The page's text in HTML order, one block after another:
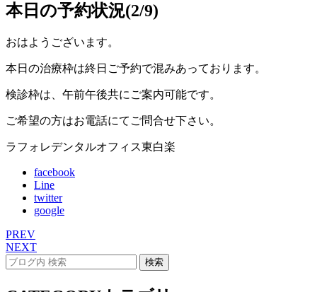
本日の予約状況(2/9)
おはようございます。
本日の治療枠は終日ご予約で混みあっております。
検診枠は、午前午後共にご案内可能です。
ご希望の方はお電話にてご問合せ下さい。
ラフォレデンタルオフィス東白楽
facebook
Line
twitter
google
PREV
NEXT